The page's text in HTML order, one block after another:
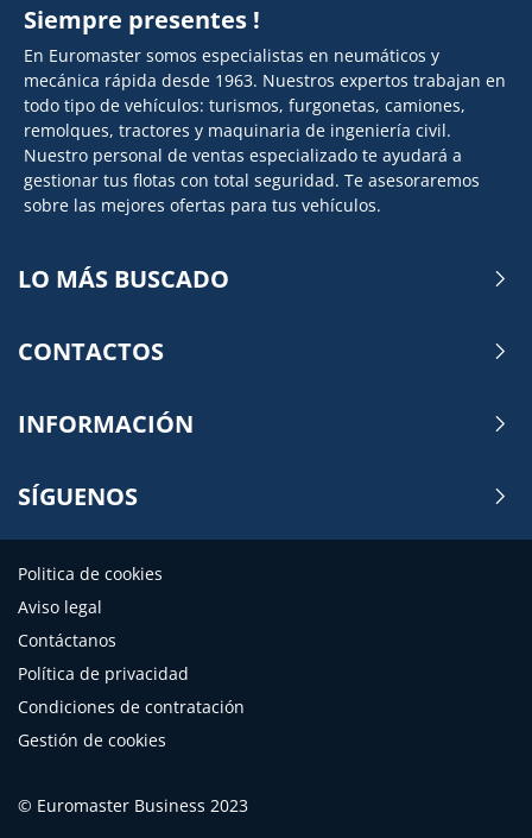
Siempre presentes !
En Euromaster somos especialistas en neumáticos y
mecánica rápida desde 1963. Nuestros expertos trabajan en
todo tipo de vehículos: turismos, furgonetas, camiones,
remolques, tractores y maquinaria de ingeniería civil.
Nuestro personal de ventas especializado te ayudará a
gestionar tus flotas con total seguridad. Te asesoraremos
sobre las mejores ofertas para tus vehículos.
LO MÁS BUSCADO
CONTACTOS
INFORMACIÓN
SÍGUENOS
Politica de cookies
Aviso legal
Contáctanos
Política de privacidad
Condiciones de contratación
Gestión de cookies
© Euromaster Business 2023